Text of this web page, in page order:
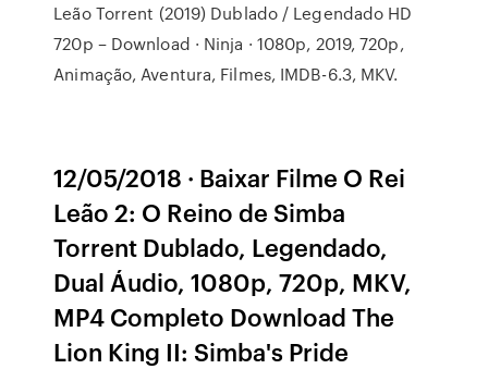
Leão Torrent (2019) Dublado / Legendado HD
720p – Download · Ninja · 1080p, 2019, 720p,
Animação, Aventura, Filmes, IMDB-6.3, MKV.
12/05/2018 · Baixar Filme O Rei
Leão 2: O Reino de Simba
Torrent Dublado, Legendado,
Dual Áudio, 1080p, 720p, MKV,
MP4 Completo Download The
Lion King II: Simba's Pride